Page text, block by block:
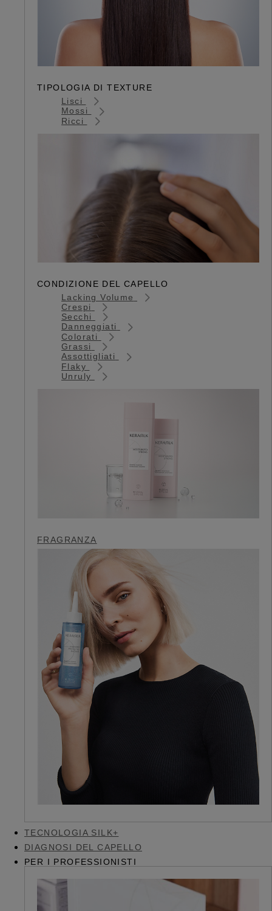
TIPOLOGIA DI TEXTURE
Lisci
Mossi
Ricci
CONDIZIONE DEL CAPELLO
Lacking Volume
Crespi
Secchi
Danneggiati
Colorati
Grassi
Assottigliati
Flaky
Unruly
FRAGRANZA
TECNOLOGIA SILK+
DIAGNOSI DEL CAPELLO
PER I PROFESSIONISTI